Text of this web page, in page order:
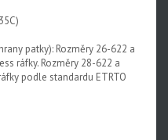
patky): Rozměry 26-622 a
ráfky. Rozměry 28-622 a
podle standardu ETRTO